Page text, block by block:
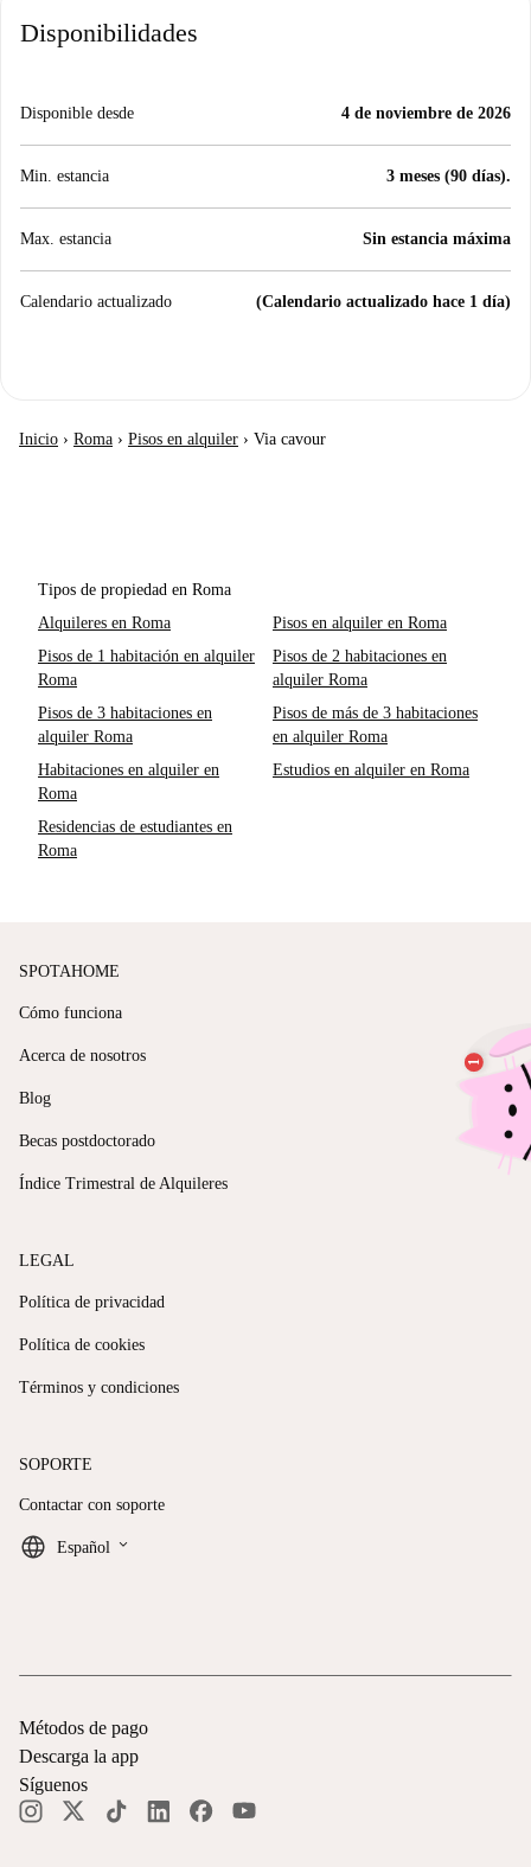
Disponibilidades
Disponible desde 4 de noviembre de 2026
Min. estancia 3 meses (90 días).
Max. estancia Sin estancia máxima
Calendario actualizado (Calendario actualizado hace 1 día)
Inicio › Roma › Pisos en alquiler › Via cavour
Tipos de propiedad en Roma
Alquileres en Roma
Pisos en alquiler en Roma
Pisos de 1 habitación en alquiler
Roma
Pisos de 2 habitaciones en
alquiler Roma
Pisos de 3 habitaciones en
alquiler Roma
Pisos de más de 3 habitaciones
en alquiler Roma
Habitaciones en alquiler en
Roma
Estudios en alquiler en Roma
Residencias de estudiantes en
Roma
SPOTAHOME
Cómo funciona
Acerca de nosotros
Blog
Becas postdoctorado
Índice Trimestral de Alquileres
LEGAL
Política de privacidad
Política de cookies
Términos y condiciones
SOPORTE
Contactar con soporte
Español keyboard_arrow_down
Métodos de pago
Descarga la app
Síguenos